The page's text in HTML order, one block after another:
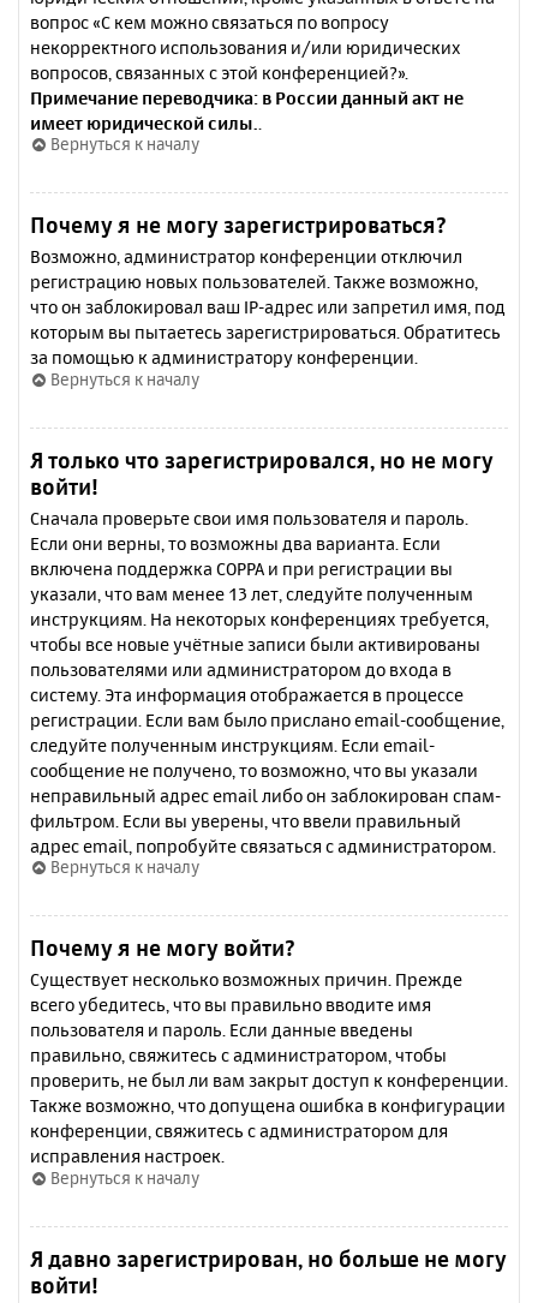
вопрос «С кем можно связаться по вопросу
некорректного использования и/или юридических
вопросов, связанных с этой конференцией?».
Примечание переводчика: в России данный акт не
имеет юридической силы.
Вернуться к началу
Почему я не могу зарегистрироваться?
Возможно, администратор конференции отключил
регистрацию новых пользователей. Также возможно,
что он заблокировал ваш IP-адрес или запретил имя, под
которым вы пытаетесь зарегистрироваться. Обратитесь
за помощью к администратору конференции.
Вернуться к началу
Я только что зарегистрировался, но не могу
войти!
Сначала проверьте свои имя пользователя и пароль.
Если они верны, то возможны два варианта. Если
включена поддержка COPPA и при регистрации вы
указали, что вам менее 13 лет, следуйте полученным
инструкциям. На некоторых конференциях требуется,
чтобы все новые учётные записи были активированы
пользователями или администратором до входа в
систему. Эта информация отображается в процессе
регистрации. Если вам было прислано email-сообщение,
следуйте полученным инструкциям. Если email-
сообщение не получено, то возможно, что вы указали
неправильный адрес email либо он заблокирован спам-
фильтром. Если вы уверены, что ввели правильный
адрес email, попробуйте связаться с администратором.
Вернуться к началу
Почему я не могу войти?
Существует несколько возможных причин. Прежде
всего убедитесь, что вы правильно вводите имя
пользователя и пароль. Если данные введены
правильно, свяжитесь с администратором, чтобы
проверить, не был ли вам закрыт доступ к конференции.
Также возможно, что допущена ошибка в конфигурации
конференции, свяжитесь с администратором для
исправления настроек.
Вернуться к началу
Я давно зарегистрирован, но больше не могу
войти!